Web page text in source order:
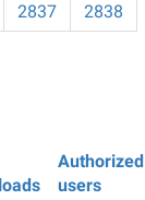
2837
2838
Authorized
users